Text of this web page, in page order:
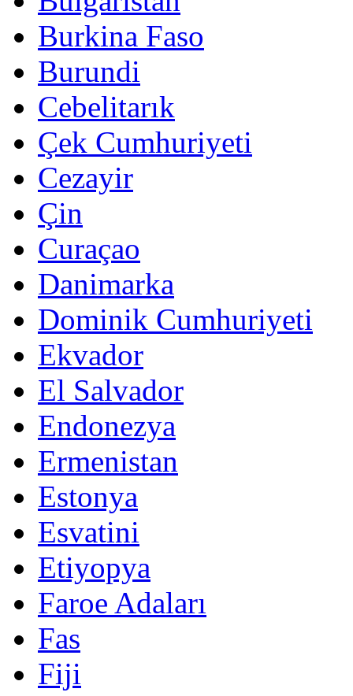
Burkina Faso
Burundi
Cebelitarık
Çek Cumhuriyeti
Cezayir
Çin
Curaçao
Danimarka
Dominik Cumhuriyeti
Ekvador
El Salvador
Endonezya
Ermenistan
Estonya
Esvatini
Etiyopya
Faroe Adaları
Fas
Fiji